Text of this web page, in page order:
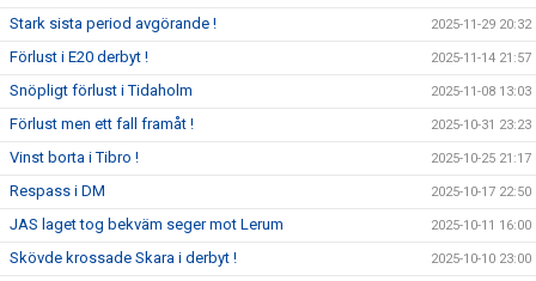
Stark sista period avgörande ! 2025-11-29 20:32
Förlust i E20 derbyt ! 2025-11-14 21:57
Snöpligt förlust i Tidaholm 2025-11-08 13:03
Förlust men ett fall framåt ! 2025-10-31 23:23
Vinst borta i Tibro ! 2025-10-25 21:17
Respass i DM 2025-10-17 22:50
JAS laget tog bekväm seger mot Lerum 2025-10-11 16:00
Skövde krossade Skara i derbyt ! 2025-10-10 23:00